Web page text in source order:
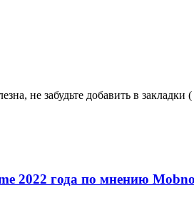
не забудьте добавить в
2022 года по мнению